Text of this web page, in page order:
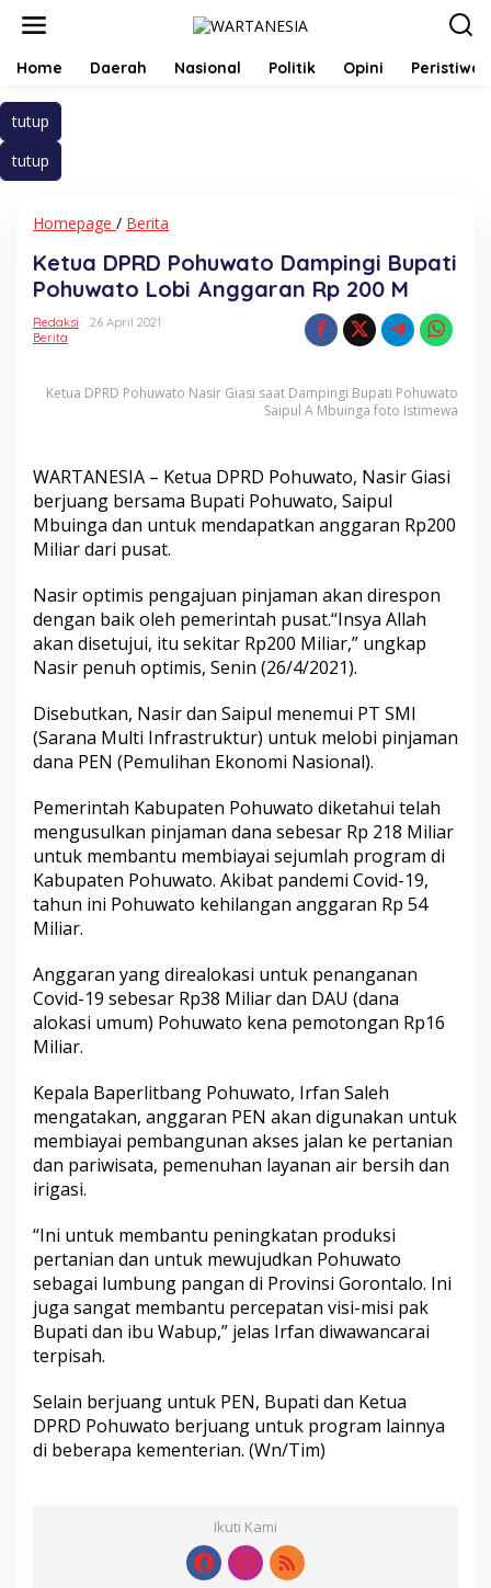
Home Daerah Nasional Politik Opini Peristiwa
tutup
tutup
Homepage / Berita
Pohuwato
Dampingi
Bupati
200
Ketua DPRD Pohuwato Dampingi Bupati
Pohuwato Lobi Anggaran Rp 200 M
Redaksi
26 April 2021
Berita
Ketua DPRD Pohuwato Nasir Giasi saat Dampingi Bupati Pohuwato
Saipul A Mbuinga foto Istimewa
WARTANESIA – Ketua DPRD Pohuwato, Nasir Giasi
berjuang bersama Bupati Pohuwato, Saipul
Mbuinga dan untuk mendapatkan anggaran Rp200
Miliar dari pusat.
Nasir optimis pengajuan pinjaman akan direspon
dengan baik oleh pemerintah pusat.“Insya Allah
akan disetujui, itu sekitar Rp200 Miliar,” ungkap
Nasir penuh optimis, Senin (26/4/2021).
Disebutkan, Nasir dan Saipul menemui PT SMI
(Sarana Multi Infrastruktur) untuk melobi pinjaman
dana PEN (Pemulihan Ekonomi Nasional).
Pemerintah Kabupaten Pohuwato diketahui telah
mengusulkan pinjaman dana sebesar Rp 218 Miliar
untuk membantu membiayai sejumlah program di
Kabupaten Pohuwato. Akibat pandemi Covid-19,
tahun ini Pohuwato kehilangan anggaran Rp 54
Miliar.
Anggaran yang direalokasi untuk penanganan
Covid-19 sebesar Rp38 Miliar dan DAU (dana
alokasi umum) Pohuwato kena pemotongan Rp16
Miliar.
Kepala Baperlitbang Pohuwato, Irfan Saleh
mengatakan, anggaran PEN akan digunakan untuk
membiayai pembangunan akses jalan ke pertanian
dan pariwisata, pemenuhan layanan air bersih dan
irigasi.
“Ini untuk membantu peningkatan produksi
pertanian dan untuk mewujudkan Pohuwato
sebagai lumbung pangan di Provinsi Gorontalo. Ini
juga sangat membantu percepatan visi-misi pak
Bupati dan ibu Wabup,” jelas Irfan diwawancarai
terpisah.
Selain berjuang untuk PEN, Bupati dan Ketua
DPRD Pohuwato berjuang untuk program lainnya
di beberapa kementerian. (Wn/Tim)
Ikuti Kami